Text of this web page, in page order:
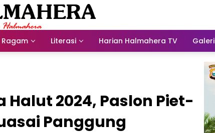
Ragam Literasi Harian Halmahera TV Galeri
Halut 2024, Paslon Piet-
Panggung